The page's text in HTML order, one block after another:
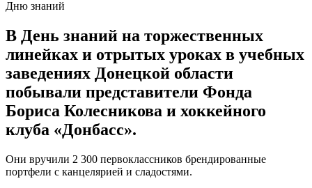
В День знаний на торжественных
линейках и отрытых уроках в учебных
заведениях Донецкой области
побывали представители Фонда
Бориса Колесникова и хоккейного
клуба «Донбасс».
Они вручили 2 300 первоклассников брендированные
портфели с канцелярией и сладостями.